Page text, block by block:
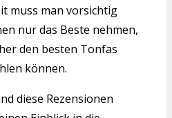
muss man vorsichtig
nur das Beste nehmen,
den besten Tonfas
können.
diese Rezensionen